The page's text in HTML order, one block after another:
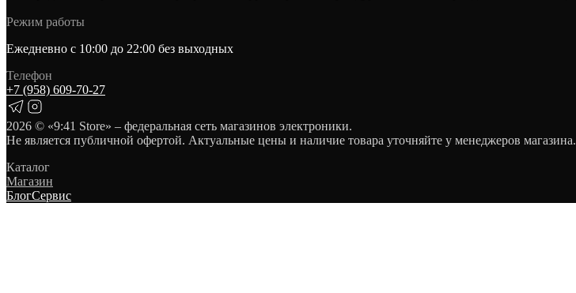
Режим работы
Ежедневно с 10:00 до 22:00 без выходных
Телефон
+7 (958) 609‑70‑27
2026 © «9:41 Store» – федеральная сеть магазинов электроники.
Не является публичной офертой. Актуальные цены и наличие товара уточняйте у менеджеров магазина.
Каталог
Магазин
БлогСервис